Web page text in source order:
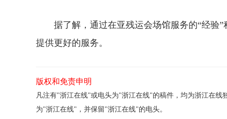
据了解，通过在亚残运会场馆服务的“经验”
提供更好的服务。
版权和免责申明
凡注有"浙江在线"或电头为"浙江在线"的稿件，均为浙江在
为"浙江在线"，并保留"浙江在线"的电头。